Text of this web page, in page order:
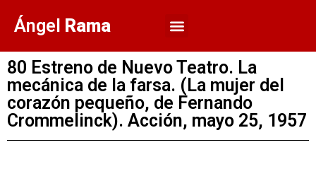
Ángel Rama
80 Estreno de Nuevo Teatro. La
mecánica de la farsa. (La mujer del
corazón pequeño, de Fernando
Crommelinck). Acción, mayo 25, 1957